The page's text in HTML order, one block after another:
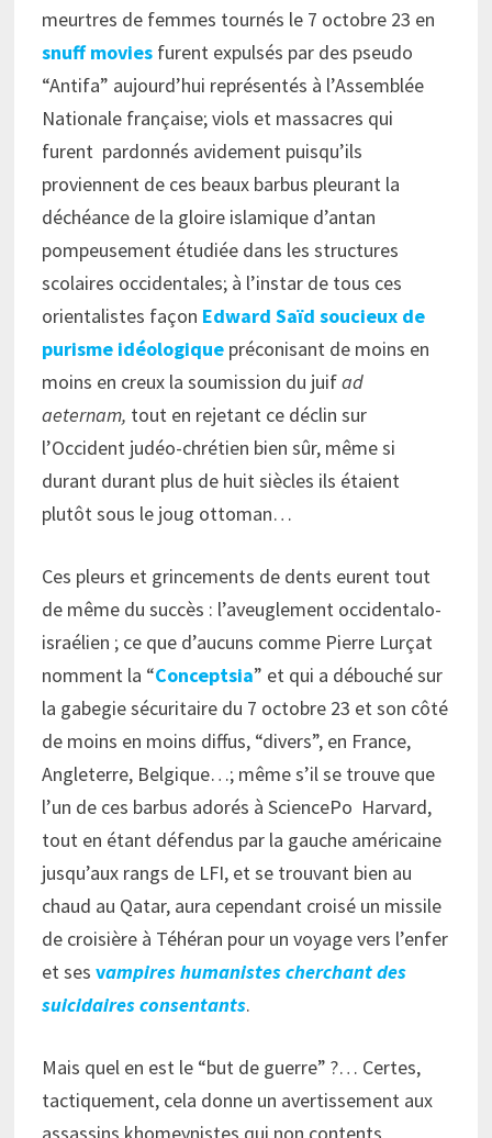
meurtres de femmes tournés le 7 octobre23 en
snuff moviesfurent expulsés par des pseudo
“Antifa” aujourd’hui représentés à l’Assemblée
Nationale française; viols et massacres qui
furent pardonnés avidement puisqu’ils
proviennent de ces beaux barbus pleurant la
déchéance de la gloire islamique d’antan
pompeusement étudiée dans les structures
scolaires occidentales; à l’instar de tous ces
orientalistes façon Edward Saïd soucieux de
purisme idéologique préconisant de moins en
moins en creux la soumission du juifad
aeternam, tout en rejetant ce déclin sur
l’Occident judéo-chrétien bien sûr, même si
durant durant plus de huit siècles ils étaient
plutôt sous le joug ottoman…
Ces pleurs et grincements de dents eurent tout
de même du succès : l’aveuglement occidentalo-
israélien ; ce que d’aucuns comme Pierre Lurçat
nomment la “Conceptsia” et qui a débouché sur
la gabegie sécuritaire du 7 octobre 23 et son côté
de moins en moins diffus, “divers”, en France,
Angleterre, Belgique…; même s’il se trouve que
l’un de ces barbus adorés à SciencePo Harvard,
tout en étant défendus par la gauche américaine
jusqu’aux rangs de LFI, et se trouvant bien au
chaud au Qatar, aura cependant croisé un missile
de croisière à Téhéran pour un voyage vers l’enfer
et ses vampires humanistes cherchant des
suicidaires consentants.
Mais quel en est le “but de guerre” ?… Certes,
tactiquement, cela donne un avertissement aux